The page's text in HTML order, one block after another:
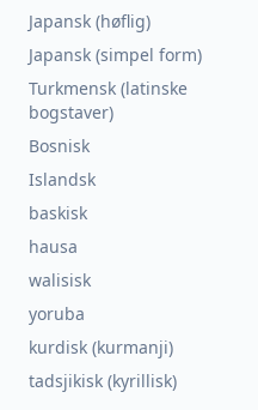
Japansk (høflig)
Japansk (simpel form)
Turkmensk (latinske
bogstaver)
Bosnisk
Islandsk
baskisk
hausa
walisisk
yoruba
kurdisk (kurmanji)
tadsjikisk (kyrillisk)